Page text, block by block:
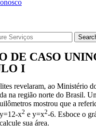
DE CASO
I
revelaram, ao Ministério
na região norte do Brasil.
mostrou que a
x2 e y=x2-6. Esboce o
sua área.